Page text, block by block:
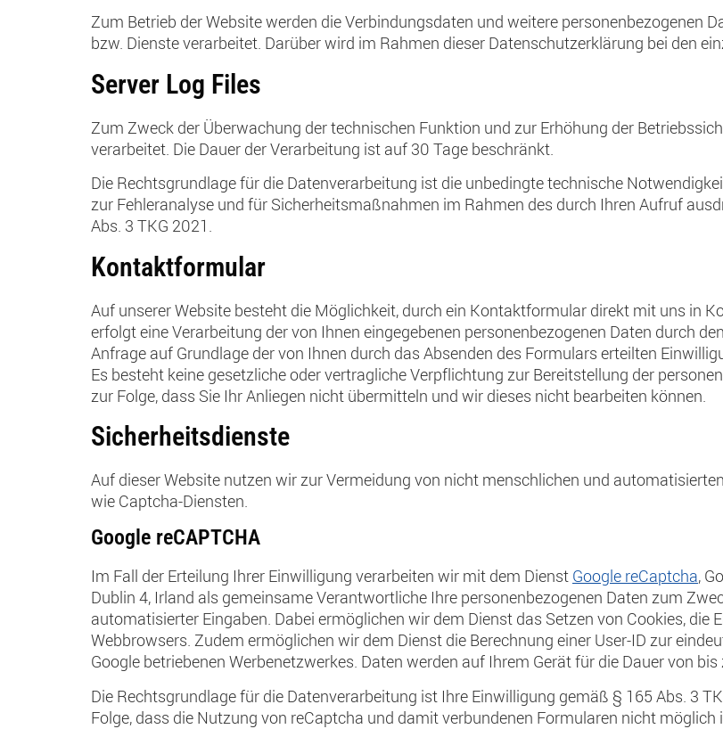
Zum Betrieb der Website werden die Verbindungsdaten und weitere personenbezogenen
bzw. Dienste verarbeitet. Darüber wird im Rahmen dieser Datenschutzerklärung bei den
Server Log Files
Zum Zweck der Überwachung der technischen Funktion und zur Erhöhung der
verarbeitet. Die Dauer der Verarbeitung ist auf 30 Tage beschränkt.
Die Rechtsgrundlage für die Datenverarbeitung ist die unbedingte technische
zur Fehleranalyse und für Sicherheitsmaßnahmen im Rahmen des durch Ihren Aufruf
Abs. 3 TKG 2021.
Kontaktformular
Auf unserer Website besteht die Möglichkeit, durch ein Kontaktformular direkt mit uns in
erfolgt eine Verarbeitung der von Ihnen eingegebenen personenbezogenen Daten durch
Anfrage auf Grundlage der von Ihnen durch das Absenden des Formulars erteilten
Es besteht keine gesetzliche oder vertragliche Verpflichtung zur Bereitstellung der
zur Folge, dass Sie Ihr Anliegen nicht übermitteln und wir dieses nicht bearbeiten können.
Sicherheitsdienste
Auf dieser Website nutzen wir zur Vermeidung von nicht menschlichen und
wie Captcha-Diensten.
Google reCAPTCHA
Im Fall der Erteilung Ihrer Einwilligung verarbeiten wir mit dem Dienst Google reCaptcha,
Dublin 4, Irland als gemeinsame Verantwortliche Ihre personenbezogenen Daten zum
automatisierter Eingaben. Dabei ermöglichen wir dem Dienst das Setzen von Cookies, die
Webbrowsers. Zudem ermöglichen wir dem Dienst die Berechnung einer User-ID zur
Google betriebenen Werbenetzwerkes. Daten werden auf Ihrem Gerät für die Dauer von
Die Rechtsgrundlage für die Datenverarbeitung ist Ihre Einwilligung gemäß § 165 Abs. 3
Folge, dass die Nutzung von reCaptcha und damit verbundenen Formularen nicht möglich